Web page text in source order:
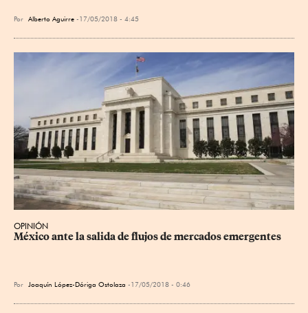
Por Alberto Aguirre 17/05/2018 - 4:45
OPINIÓN
México ante la salida de flujos de mercados emergentes
Por Joaquín López-Dóriga Ostolaza 17/05/2018 - 0:46